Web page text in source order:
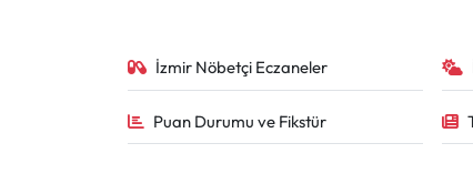
İzmir Nöbetçi Eczaneler
Puan Durumu ve Fikstür